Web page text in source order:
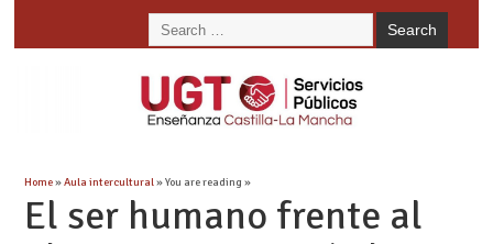
Home»Aula intercultural» You are reading »
El ser humano frente al